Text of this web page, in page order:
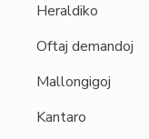
Heraldiko
Oftaj demandoj
Mallongigoj
Kantaro